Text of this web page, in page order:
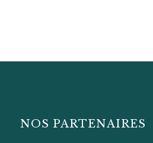
NOS PARTENAIRES